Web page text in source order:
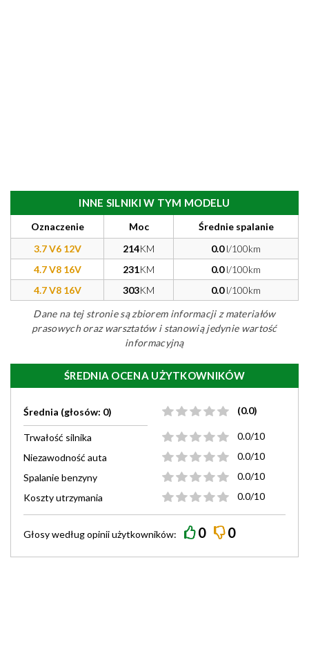
INNE SILNIKI W TYM MODELU
Oznaczenie Moc
Średnie spalanie
3.7 V6 12V
214KM 0.0l/100km
4.7 V8 16V
231KM 0.0l/100km
4.7 V8 16V
303KM 0.0l/100km
Dane na tej stronie są zbiorem informacji z materiałów
prasowych oraz warsztatów i stanowią jedynie wartość
informacyjną
ŚREDNIA OCENA UŻYTKOWNIKÓW
Średnia (głosów: 0) (0.0)
Trwałość silnika
0.0/10
Niezawodność auta
0.0/10
Spalanie benzyny
0.0/10
Koszty utrzymania
0.0/10
Głosy wedługopiniiużytkowników: 0 0